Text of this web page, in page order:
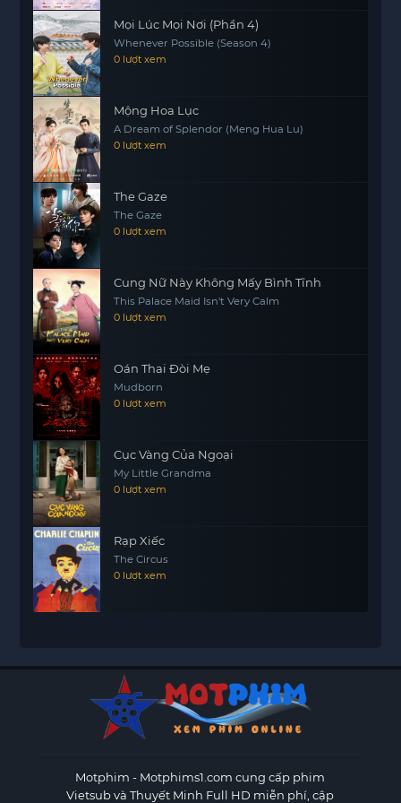
Mọi Lúc Mọi Nơi (Phần 4)
Whenever Possible (Season 4)
0 lượt xem
Mộng Hoa Lục
A Dream of Splendor (Meng Hua Lu)
0 lượt xem
The Gaze
The Gaze
0 lượt xem
Cung Nữ Này Không Mấy Bình Tĩnh
This Palace Maid Isn't Very Calm
0 lượt xem
Oán Thai Đòi Mẹ
Mudborn
0 lượt xem
Cục Vàng Của Ngoại
My Little Grandma
0 lượt xem
Rạp Xiếc
The Circus
0 lượt xem
Motphim - Motphims1.com cung cấp phim
Vietsub và Thuyết Minh Full HD miễn phí, cập